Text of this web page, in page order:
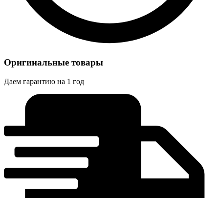
Оригинальные товары
Даем гарантию на 1 год